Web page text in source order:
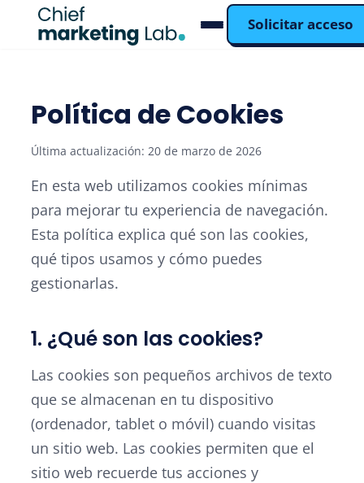
Solicitar acceso
Política de Cookies
Última actualización: 20 de marzo de 2026
En esta web utilizamos cookies mínimas
para mejorar tu experiencia de navegación.
Esta política explica qué son las cookies,
qué tipos usamos y cómo puedes
gestionarlas.
1. ¿Qué son las cookies?
Las cookies son pequeños archivos de texto
que se almacenan en tu dispositivo
(ordenador, tablet o móvil) cuando visitas
un sitio web. Las cookies permiten que el
sitio web recuerde tus acciones y